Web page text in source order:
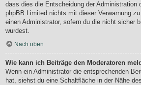
dass dies die Entscheidung der Administration
phpBB Limited nichts mit dieser Verwarnung
einen Administrator, sofern du die nicht sicher
wurdest.
Nach oben
Wie kann ich Beiträge den Moderatoren
Wenn ein Administrator die entsprechenden
hat, siehst du eine Schaltfläche in der Nähe